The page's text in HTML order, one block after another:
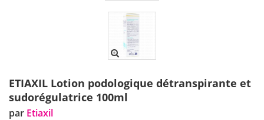
ETIAXIL Lotion podologique détranspirante et
sudorégulatrice 100ml
par Etiaxil